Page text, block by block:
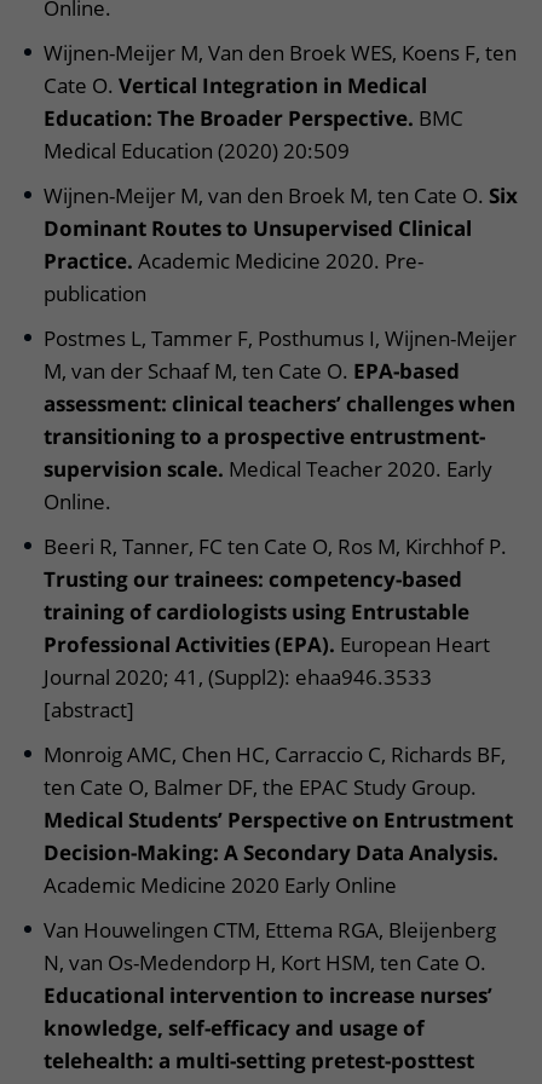
Online.
Wijnen-Meijer M, Van den Broek WES, Koens F, ten
Cate O. Vertical Integration in Medical
Education: The Broader Perspective. BMC
Medical Education (2020) 20:509
Wijnen-Meijer M, van den Broek M, ten Cate O. Six
Dominant Routes to Unsupervised Clinical
Practice. Academic Medicine 2020. Pre-
publication
Postmes L, Tammer F, Posthumus I, Wijnen-Meijer
M, van der Schaaf M, ten Cate O. EPA-based
assessment: clinical teachers’ challenges when
transitioning to a prospective entrustment-
supervision scale. Medical Teacher 2020. Early
Online.
Beeri R, Tanner, FC ten Cate O, Ros M, Kirchhof P.
Trusting our trainees: competency-based
training of cardiologists using Entrustable
Professional Activities (EPA). European Heart
Journal 2020; 41, (Suppl2): ehaa946.3533
[abstract]
Monroig AMC, Chen HC, Carraccio C, Richards BF,
ten Cate O, Balmer DF, the EPAC Study Group.
Medical Students’ Perspective on Entrustment
Decision-Making: A Secondary Data Analysis.
Academic Medicine 2020 Early Online
Van Houwelingen CTM, Ettema RGA, Bleijenberg
N, van Os-Medendorp H, Kort HSM, ten Cate O.
Educational intervention to increase nurses’
knowledge, self-efficacy and usage of
telehealth: a multi-setting pretest-posttest